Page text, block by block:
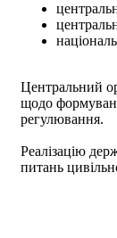
Центральний
щодо
регулювання.
Реалізацію
питань